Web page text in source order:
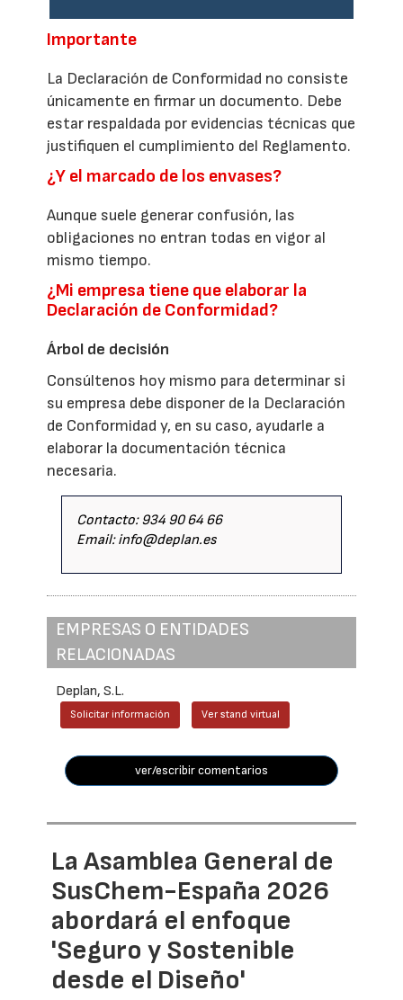
Importante
La Declaración de Conformidad no consiste
únicamente en firmar un documento. Debe
estar respaldada por evidencias técnicas que
justifiquen el cumplimiento del Reglamento.
¿Y el marcado de los envases?
Aunque suele generar confusión, las
obligaciones no entran todas en vigor al
mismo tiempo.
¿Mi empresa tiene que elaborar la
Declaración de Conformidad?
Árbol de decisión
Consúltenos hoy mismo para determinar si
su empresa debe disponer de la Declaración
de Conformidad y, en su caso, ayudarle a
elaborar la documentación técnica
necesaria.
Contacto: 934 90 64 66
Email: info@deplan.es
EMPRESAS O ENTIDADES
RELACIONADAS
Deplan, S.L.
Solicitar información Ver stand virtual
ver/escribir comentarios
La Asamblea General de
SusChem-España 2026
abordará el enfoque
'Seguro y Sostenible
desde el Diseño'